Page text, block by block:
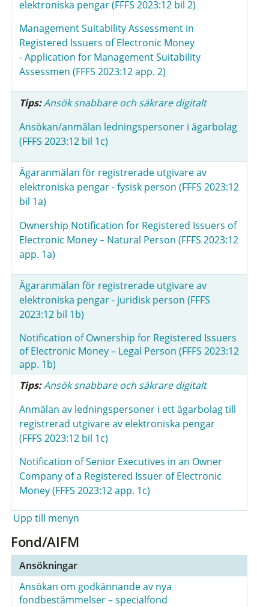
elektroniska pengar (FFFS 2023:12 bil 2)
Management Suitability Assessment in
Registered Issuers of Electronic Money
- Application for Management Suitability
Assessmen (FFFS 2023:12 app. 2)
Tips:Ansök snabbare och säkrare digitalt
Ansökan/anmälan ledningspersoner i ägarbolag
(FFFS 2023:12 bil 1c)
Ägaranmälan för registrerade utgivare av
elektroniska pengar - fysisk person (FFFS 2023:12
bil 1a)
Ownership Notification for Registered Issuers of
Electronic Money – Natural Person (FFFS 2023:12
app. 1a)
Ägaranmälan för registrerade utgivare av
elektroniska pengar - juridisk person (FFFS
2023:12 bil 1b)
Notification of Ownership for Registered Issuers
of Electronic Money – Legal Person (FFFS 2023:12
app. 1b)
Tips:Ansök snabbare och säkrare digitalt
Anmälan av ledningspersoner i ett ägarbolag till
registrerad utgivare av elektroniska pengar
(FFFS 2023:12 bil 1c)
Notification of Senior Executives in an Owner
Company of a Registered Issuer of Electronic
Money (FFFS 2023:12 app. 1c)
Upp till menyn
Fond/AIFM
Ansökningar
Ansökan om godkännande av nya
fondbestämmelser – specialfond